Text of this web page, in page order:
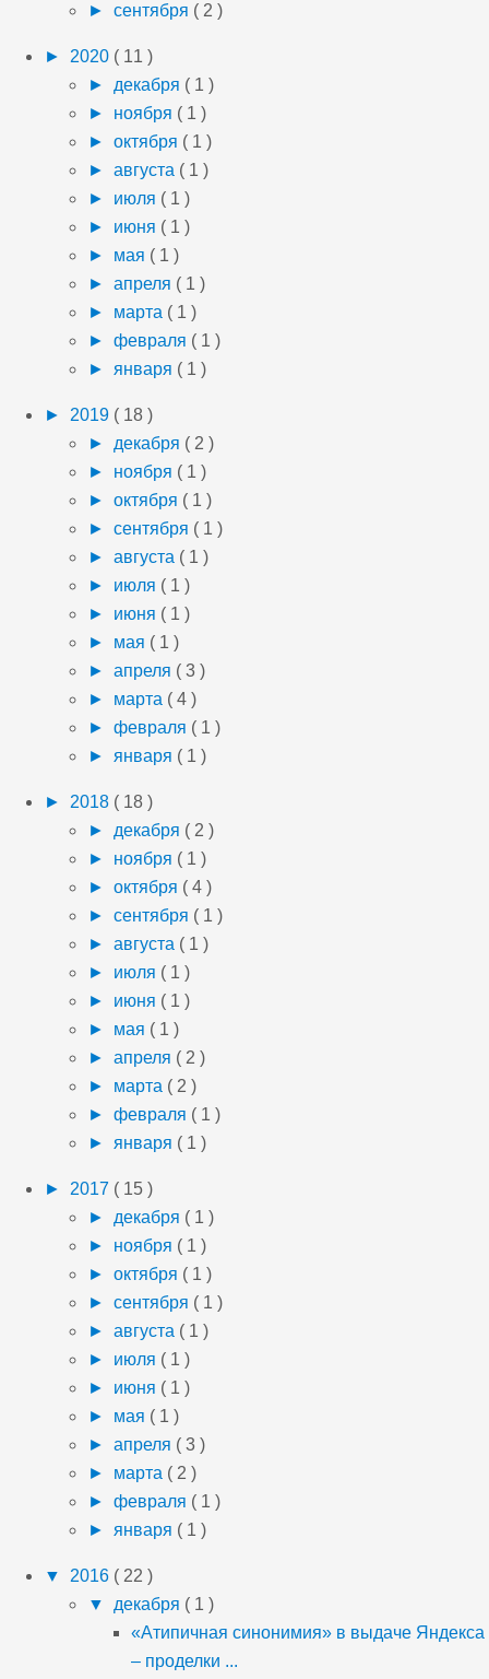
► сентября ( 2 )
► 2020 ( 11 )
► декабря ( 1 )
► ноября ( 1 )
► октября ( 1 )
► августа ( 1 )
► июля ( 1 )
► июня ( 1 )
► мая ( 1 )
► апреля ( 1 )
► марта ( 1 )
► февраля ( 1 )
► января ( 1 )
► 2019 ( 18 )
► декабря ( 2 )
► ноября ( 1 )
► октября ( 1 )
► сентября ( 1 )
► августа ( 1 )
► июля ( 1 )
► июня ( 1 )
► мая ( 1 )
► апреля ( 3 )
► марта ( 4 )
► февраля ( 1 )
► января ( 1 )
► 2018 ( 18 )
► декабря ( 2 )
► ноября ( 1 )
► октября ( 4 )
► сентября ( 1 )
► августа ( 1 )
► июля ( 1 )
► июня ( 1 )
► мая ( 1 )
► апреля ( 2 )
► марта ( 2 )
► февраля ( 1 )
► января ( 1 )
► 2017 ( 15 )
► декабря ( 1 )
► ноября ( 1 )
► октября ( 1 )
► сентября ( 1 )
► августа ( 1 )
► июля ( 1 )
► июня ( 1 )
► мая ( 1 )
► апреля ( 3 )
► марта ( 2 )
► февраля ( 1 )
► января ( 1 )
▼ 2016 ( 22 )
▼ декабря ( 1 )
«Атипичная синонимия» в выдаче Яндекса
– проделки ...